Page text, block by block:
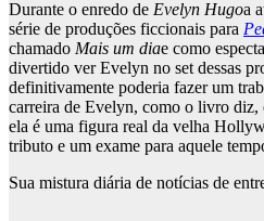
Durante o enredo de Evelyn Hugoa
série de produções ficcionais para
chamado Mais um diae como
divertido ver Evelyn no set dessas
definitivamente poderia fazer um
carreira de Evelyn, como o livro diz,
ela é uma figura real da velha
tributo e um exame para aquele
Sua mistura diária de notícias de